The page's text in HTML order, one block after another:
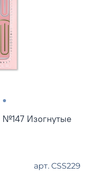
арт. CSS229
Изогнутые